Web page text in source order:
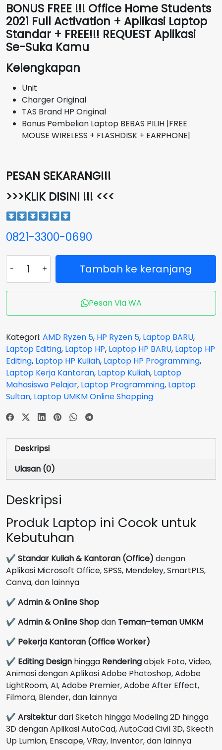
BONUS FREE !!! Office Home Students
2021 Full Activation + Aplikasi Laptop
Standar + FREE!!! REQUEST Aplikasi
Se-Suka Kamu
Kelengkapan
Unit
Charger Original
TAS Brand HP Original
Bonus Pembelian Laptop BEBAS PILIH |FREE
MOUSE WIRELESS + FLASHDISK + EARPHONE|
PESAN SEKARANG!!!
>>>KLIK DISINI !!! <<<
0821-3300-0690
Laptop
HP
Pavilion
BG0111AU
RYZEN
5
8640U
RAM
16
GB
SSD
GB
Silver
Slim
0,999
Tambah ke keranjang
Pesan Via WA
Kategori: AMD Ryzen 5, HP Ryzen 5, Laptop BARU,
Laptop Editing, Laptop HP, Laptop HP BARU, Laptop HP
Editing, Laptop HP Kuliah, Laptop HP Programming,
Laptop Kerja Kantoran, Laptop Kuliah, Laptop
Mahasiswa Pelajar, Laptop Programming, Laptop
Sultan, Laptop UMKM Online Shopping
Deskripsi
Ulasan (0)
Deskripsi
Produk Laptop ini Cocok untuk
Kebutuhan
✔ Standar Kuliah & Kantoran (Office) dengan
Aplikasi Microsoft Office, SPSS, Mendeley, SmartPLS,
Canva, dan lainnya
✔ Admin & Online Shop
✔ Admin & Online Shopdan Teman–teman UMKM
✔ Pekerja Kantoran (Office Worker)
✔ Editing Design hingga Renderingobjek Foto, Video,
Animasi dengan Aplikasi Adobe Photoshop, Adobe
LightRoom, AI, Adobe Premier, Adobe After Effect,
Filmora, Blender, dan lainnya
✔ Arsitekturdari Sketch hingga Modeling 2D hingga
3D dengan Aplikasi AutoCad, AutoCad Civil 3D, Skecth
Up Lumion, Enscape, VRay, Inventor, dan lainnya